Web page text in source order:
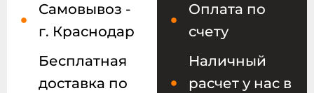
Самовывоз -
г. Краснодар
Бесплатная
доставка по
Оплата по
счету
Наличный
расчет у нас в